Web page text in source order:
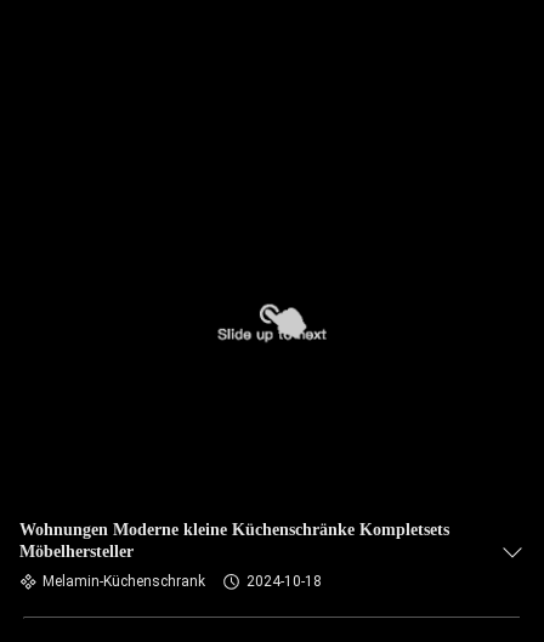
Wohnungen Moderne kleine Küchenschränke Kompletsets
Möbelhersteller
Melamin-Küchenschrank 2024-10-18